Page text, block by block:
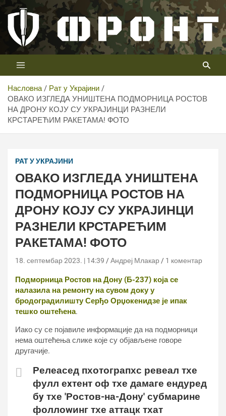
Скип
цонтент
Телевизија ФРОНТ
Први војни канал у Србији
Насловна
Рат у Украјини
ОВАКО ИЗГЛЕДА УНИШТЕНА ПОДМОРНИЦА РОСТОВ
НА ДРОНУ КОЈУ СУ УКРАЈИНЦИ РАЗНЕЛИ
КРСТАРЕЋИМ РАКЕТАМА! ФОТО
РАТ У УКРАЈИНИ
ОВАКО ИЗГЛЕДА УНИШТЕНА
ПОДМОРНИЦА РОСТОВ НА
ДРОНУ КОЈУ СУ УКРАЈИНЦИ
РАЗНЕЛИ КРСТАРЕЋИМ
РАКЕТАМА! ФОТО
18. септембар 2023. | 14:39 Андреј Млакар 1 коментар
Подморница Ростов на Дону (Б-237) која се
налазила на ремонту на сувом доку у
бродоградилишту Серђо Орџокенидзе је ипак
тешко оштећена.
Иако су се појавиле информације да на подморници
нема оштећења слике које су објављене говоре
другачије.
Релеасед пхотограпхс ревеал тхе
фулл еxтент оф тхе дамаге ендуред
бy тхе 'Ростов-на-Дону' субмарине
фоллоwинг тхе аттацк тхат